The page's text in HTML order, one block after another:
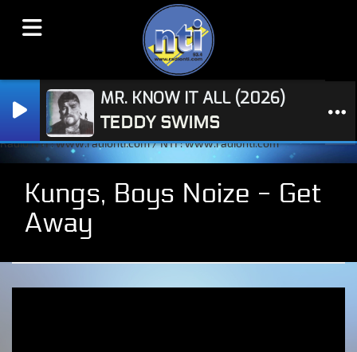
Radio NTI : www.radionti.com / NTI : www.radionti.com
MR. KNOW IT ALL (2026)
TEDDY SWIMS
Kungs, Boys Noize - Get
Away